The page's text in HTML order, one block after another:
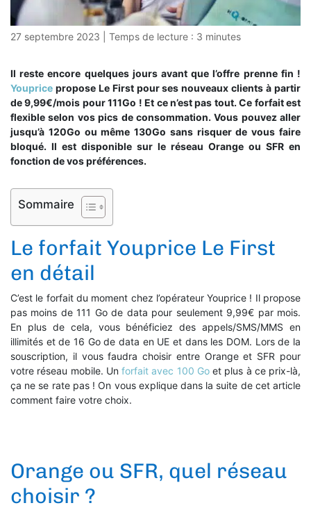
27 septembre 2023 Temps de lecture : 3 minutes
Il reste encore quelques jours avant que l’offre prenne fin !
Youprice propose Le First pour ses nouveaux clients à partir
de 9,99€/mois pour 111Go ! Et ce n’est pas tout. Ce forfait est
flexible selon vos pics de consommation. Vous pouvez aller
jusqu’à 120Go ou même 130Go sans risquer de vous faire
bloqué. Il est disponible sur le réseau Orange ou SFR en
fonction de vos préférences.
Sommaire
Le forfait Youprice Le First
en détail
C’est le forfait du moment chez l’opérateur Youprice ! Il propose
pas moins de 111 Go de data pour seulement 9,99€ par mois.
En plus de cela, vous bénéficiez des appels/SMS/MMS en
illimités et de 16 Go de data en UE et dans les DOM. Lors de la
souscription, il vous faudra choisir entre Orange et SFR pour
votre réseau mobile. Un forfait avec 100 Goet plus à ce prix-là,
ça ne se rate pas ! On vous explique dans la suite de cet article
comment faire votre choix.
Orange ou SFR, quel réseau
choisir ?